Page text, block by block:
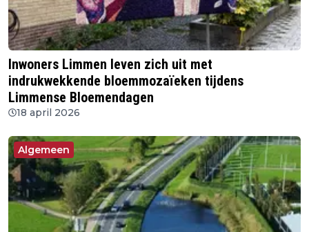
Inwoners Limmen leven zich uit met
indrukwekkende bloemmozaïeken tijdens
Limmense Bloemendagen
18 april 2026
Algemeen